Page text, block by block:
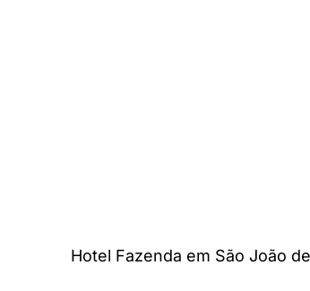
Hotel Fazenda em São João